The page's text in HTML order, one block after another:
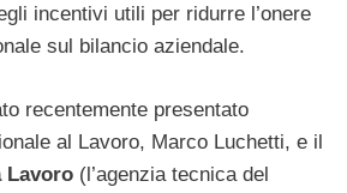
incentivi utili per ridurre l’onere
sul bilancio aziendale.
recentemente presentato
al Lavoro, Marco Luchetti, e il
Lavoro (l’agenzia tecnica del